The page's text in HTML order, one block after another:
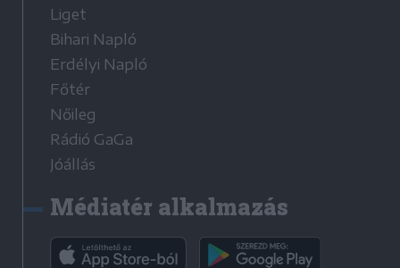
Liget
Bihari Napló
Erdélyi Napló
Főtér
Nőileg
Rádió GaGa
Jóállás
Médiatér alkalmazás